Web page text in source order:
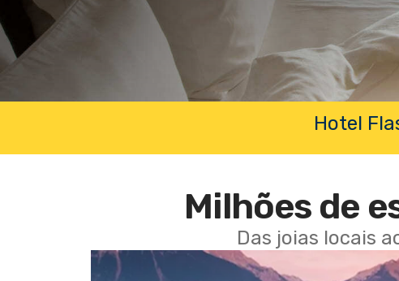
Hotel
Milhões de
Das joias locais